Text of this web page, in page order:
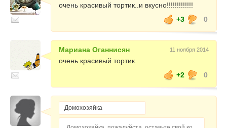
очень красивый тортик..и вкусно!!!!!!!!!!!!!
+3
0
Мариана Оганнисян 11 ноября 2014
очень красивый тортик.
+2
0